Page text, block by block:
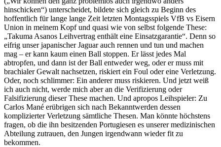
hinschicken“) unterscheidet, bildete sich gleich zu Beginn des
hoffentlich für lange lange Zeit letzten Montagsspiels VfB vs Eisern
Union in meinem Kopf und quasi wie von selbst folgende These:
„Takuma Asanos Leihvertrag enthält eine Einsatzgarantie“. Denn so
eifrig unser japanischer Jaguar auch rennen und tun und machen
mag – er kann kaum einen Ball stoppen. Er lässt jedes Mal
abtropfen, und dann ist der Ball entweder weg, oder er muss mit
brachialer Gewalt nachsetzen, riskiert ein Foul oder eine Verletzung.
Oder, noch schlimmer: Ein anderer muss riskieren. Und jetzt weiß
ich auch nicht, werde mich aber an die Verifizierung oder
Falsifizierung dieser These machen. Und apropos Leihspieler: Zu
Carlos Mané erübrigen sich nach Bekanntwerden dessen
komplizierter Verletzung sämtliche Thesen. Man könnte höchstens
fragen, ob die ihn besitzenden Portugiesen es unserer medizinischen
Abteilung zutrauen, den Jungen irgendwann wieder fit zu
bekommen.